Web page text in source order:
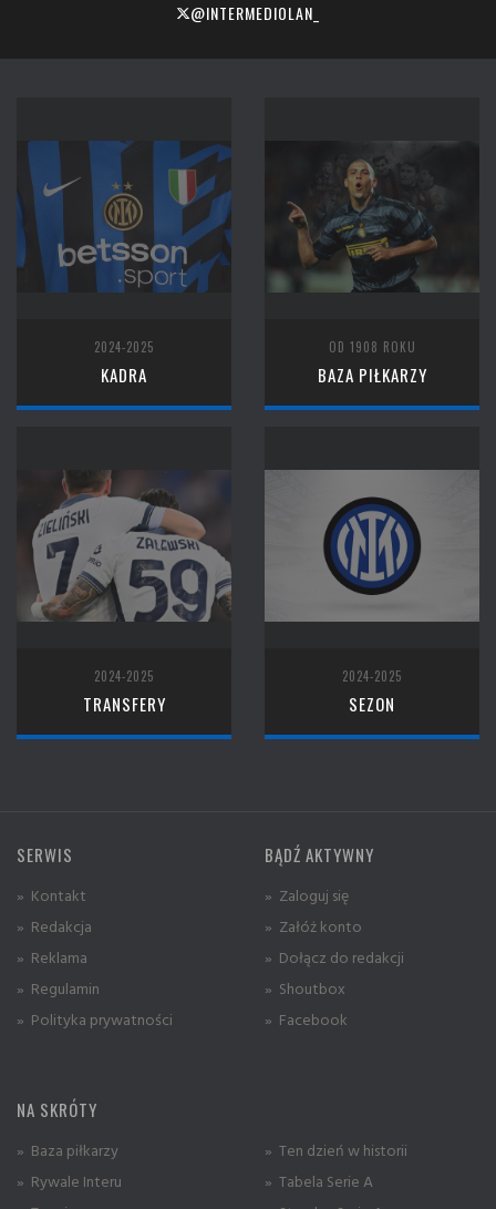
@INTERMEDIOLAN_
2024-2025
KADRA
OD 1908 ROKU
BAZA PIŁKARZY
2024-2025
TRANSFERY
2024-2025
SEZON
SERWIS
» Kontakt
» Redakcja
» Reklama
» Regulamin
» Polityka prywatności
BĄDŹ AKTYWNY
» Zaloguj się
» Załóż konto
» Dołącz do redakcji
» Shoutbox
» Facebook
NA SKRÓTY
» Baza piłkarzy
» Rywale Interu
» Ten dzień w historii
» Tabela Serie A